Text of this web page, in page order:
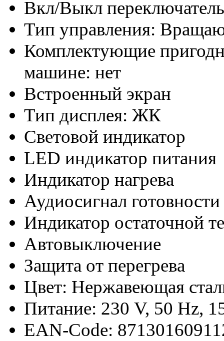
Вкл/Выкл переключатель
Тип управления:
Комплектующие
машине: нет
Встроенный экран
Тип дисплея: ЖК
Световой индикатор
LED индикатор питания
Индикатор нагрева
Аудиосигнал готовности
Индикатор остаточной
Автовыключение
Защита от перегрева
Цвет: Нержавеющая
Питание: 230 V, 50 Hz,
EAN-Code: